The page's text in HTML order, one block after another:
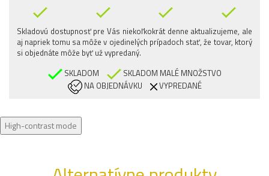
Skladovú dostupnosť pre Vás niekoľkokrát denne aktualizujeme, ale
aj napriek tomu sa môže v ojedinelých prípadoch stať, že tovar, ktorý
si objednáte môže byť už vypredaný.
SKLADOM
SKLADOM MALÉ MNOŽSTVO
NA OBJEDNÁVKU
VYPREDANÉ
High-contrast mode